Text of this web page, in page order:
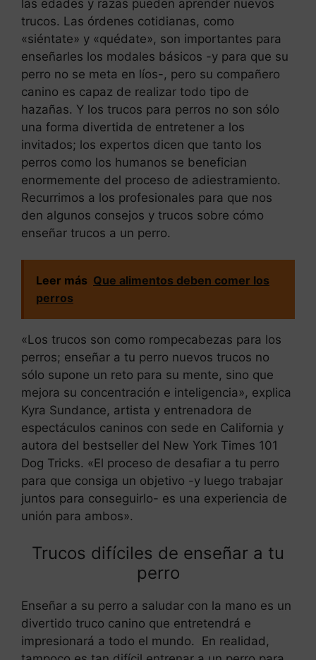
las edades y razas pueden aprender nuevos
trucos. Las órdenes cotidianas, como
«siéntate» y «quédate», son importantes para
enseñarles los modales básicos -y para que su
perro no se meta en líos-, pero su compañero
canino es capaz de realizar todo tipo de
hazañas. Y los trucos para perros no son sólo
una forma divertida de entretener a los
invitados; los expertos dicen que tanto los
perros como los humanos se benefician
enormemente del proceso de adiestramiento.
Recurrimos a los profesionales para que nos
den algunos consejos y trucos sobre cómo
enseñar trucos a un perro.
Leer más Que alimentos deben comer los
perros
«Los trucos son como rompecabezas para los
perros; enseñar a tu perro nuevos trucos no
sólo supone un reto para su mente, sino que
mejora su concentración e inteligencia», explica
Kyra Sundance, artista y entrenadora de
espectáculos caninos con sede en California y
autora del bestseller del New York Times 101
Dog Tricks. «El proceso de desafiar a tu perro
para que consiga un objetivo -y luego trabajar
juntos para conseguirlo- es una experiencia de
unión para ambos».
Trucos difíciles de enseñar a tu
perro
Enseñar a su perro a saludar con la mano es un
divertido truco canino que entretendrá e
impresionará a todo el mundo. En realidad,